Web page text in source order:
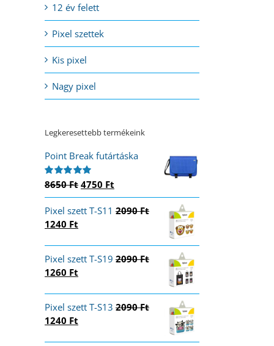
12 év felett
Pixel szettek
Kis pixel
Nagy pixel
Legkeresettebb termékeink
Point Break futártáska
Értékelés:
8650Ft Original
price
was:
4750 Ft
price
is:
Pixel szett T-S11 2090Ft
Original
2090 Ft.
1240 Ft
1240 Ft.
Pixel szett T-S19 2090Ft
Original
2090 Ft.
1260 Ft
1260 Ft.
Pixel szett T-S13 2090Ft
Original
1240 Ft